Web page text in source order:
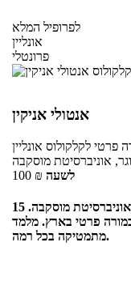
לפרופיל המלא
אונליין
פרונטלי
אנטולי אניקין
פרטי לקלקולוס אונליין
אוניברסיטת מוסקבה
100 ₪ לשעה
בעל תואר ראשון וגם דוקטורט במתמטיקה באוניברסיטת מוסקבה. 15
פרטי בארץ. מלמד
מתמטיקה בכל רמה.